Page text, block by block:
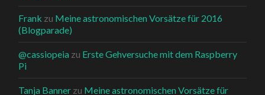
Frank zu Meine astronomischen Vorsätze für 2016
(Blogparade)
@cassiopeia zu Erste Gehversuche mit dem Raspberry
Pi
Tanja Banner zu Meine astronomischen Vorsätze für